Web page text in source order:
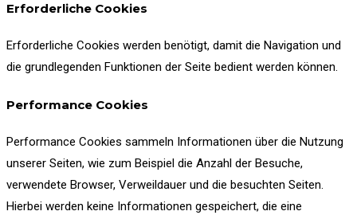
Erforderliche Cookies
Erforderliche Cookies werden benötigt, damit die Navigation und
die grundlegenden Funktionen der Seite bedient werden können.
Performance Cookies
Performance Cookies sammeln Informationen über die Nutzung
unserer Seiten, wie zum Beispiel die Anzahl der Besuche,
verwendete Browser, Verweildauer und die besuchten Seiten.
Hierbei werden keine Informationen gespeichert, die eine